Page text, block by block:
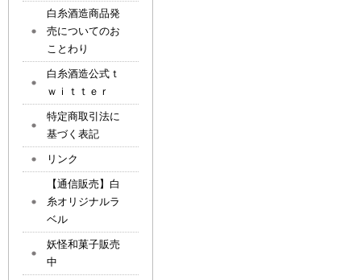
白糸酒造商品発
売についてのお
ことわり
白糸酒造公式ｔ
ｗｉｔｔｅｒ
特定商取引法に
基づく表記
リンク
【通信販売】白
糸オリジナルラ
ベル
妖怪和菓子販売
中